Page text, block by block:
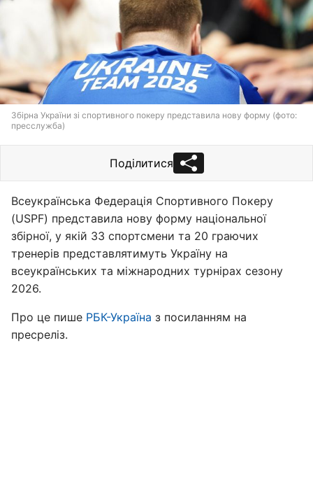
Збірна України зі спортивного покеру представила нову форму (фото:
пресслужба)
Поділитися
Всеукраїнська Федерація Спортивного Покеру
(USPF) представила нову форму національної
збірної, у якій 33 спортсмени та 20 граючих
тренерів представлятимуть Україну на
всеукраїнських та міжнародних турнірах сезону
2026.
Про це пише РБК-Україна з посиланням на
пресреліз.